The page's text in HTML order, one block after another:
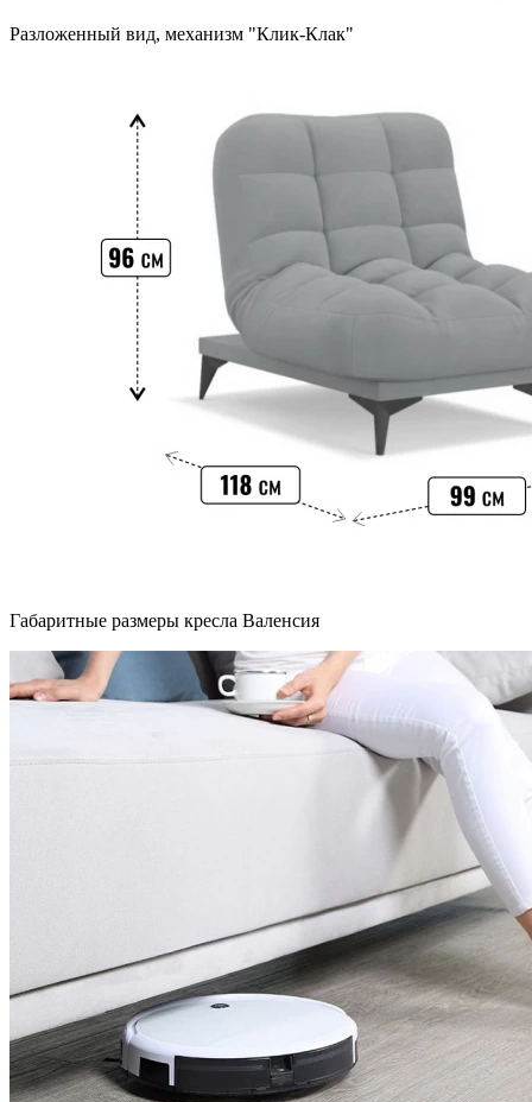
Разложенный вид, механизм "Клик-Клак"
Габаритные размеры кресла Валенсия